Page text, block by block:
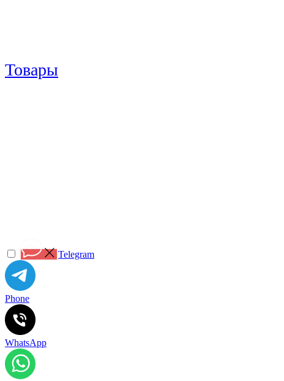
Товары
Telegram
Phone
WhatsApp